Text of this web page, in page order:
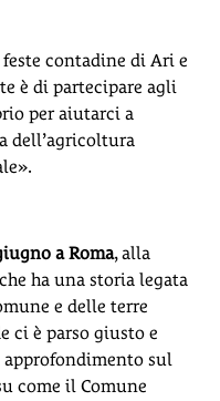
contadine di Ari e
è di partecipare agli
per aiutarci a
dell’agricoltura
a Roma, alla
ha una storia legata
e delle terre
ci è parso giusto e
approfondimento sul
come il Comune